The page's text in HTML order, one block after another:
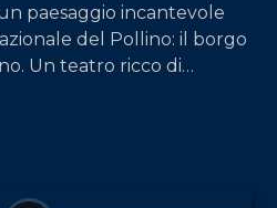
paesaggio incantevole
del Pollino: il borgo
Un teatro ricco di
dal sapore deciso.